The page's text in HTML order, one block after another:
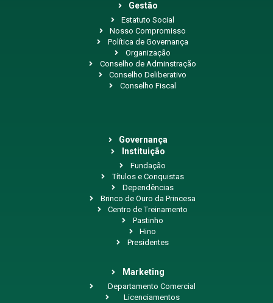
Gestão
Estatuto Social
Nosso Compromisso
Política de Governança
Organização
Conselho de Adminstração
Conselho Deliberativo
Conselho Fiscal
Governança
Instituição
Fundação
Títulos e Conquistas
Dependências
Brinco de Ouro da Princesa
Centro de Treinamento
Pastinho
Hino
Presidentes
Marketing
Departamento Comercial
Licenciamentos